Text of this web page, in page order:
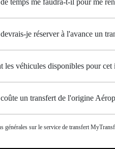
temps me faudra-t-il pour me
je réserver à l'avance un
les véhicules disponibles pour cet
un transfert de l'origine
générales sur le service de transfert